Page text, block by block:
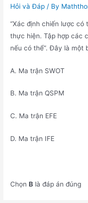
Hỏi và Đáp / By
“Xác định chiến lược
thực hiện. Tập hợp các
nếu có thể”. Đây là một
A. Ma trận SWOT
B. Ma trận QSPM
C. Ma trận EFE
D. Ma trận IFE
ChọnB là đáp án đúng